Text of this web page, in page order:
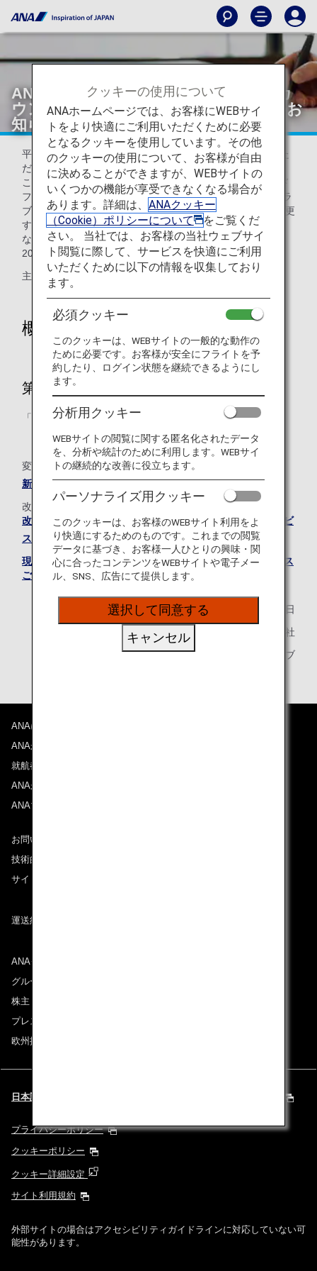
ANAマイレージクラブ ファミリーアカ
ウントサービス ご利用上の規約改定のお
知らせ
平素よりANA便ならびにANAマイレージクラブをご利用いた
だき、誠にありがとうございます。
この度、2026年5月19日（火）を改定日として、ANAカード
ファミリーマイル ご利用上の規約およびANAマイレージクラ
ブ ファミリーアカウントサービス ご利用上の規約を一部変更
する旨をお知らせいたします。
なお、2026年5月18日搭乗分までは現行の規約が適用され、
2026年5月19日搭乗分以降は改定後の規約が適用されます。
主な改定点は以下の通りです。
概要
第9条（特典の種類）
「ANA日本国内線アップグレード特典」を追加しました。
変更点の新旧対照表は下記をご確認ください。
新旧対照表
改定後の規約全文につきましては、下記をご確認ください。
改定後のANAマイレージクラブ ファミリーアカウントサービ
ス ご利用上の規約
現在のANAマイレージクラブ ファミリーアカウントサービス
ご利用上の規約はこちら
2025年5月20日
全日本空輸株式会社
ANAマイレージクラブ
ANAについて
ANAからのお知らせ
就航都市
ANAがお約束する体験
ANAマイレージクラブ
お問い合わせ
技術的なお問い合わせ（推奨環境）
サイトマップ
運送約款
ANAグループについて
グループ企業一覧
株主・投資家情報
プレスリリース
欧州採用情報
日本語 | Europe & Middle East (都市と言語を選択してください)
プライバシーポリシー
クッキーポリシー
クッキー詳細設定
サイト利用規約
外部サイトの場合はアクセシビリティガイドラインに対応していない可
能性があります。
クッキーの使用について
ANAホームページでは、お客様にWEBサイ
トをより快適にご利用いただくために必要
となるクッキーを使用しています。その他
のクッキーの使用について、お客様が自由
に決めることができますが、WEBサイトの
いくつかの機能が享受できなくなる場合が
あります。詳細は、 ANAクッキー
（Cookie）ポリシーについて
をご覧くだ
さい。 当社では、お客様の当社ウェブサイ
ト閲覧に際して、サービスを快適にご利用
いただくために以下の情報を収集しており
ます。
必須クッキー
このクッキーは、WEBサイトの一般的な動作の
ために必要です。お客様が安全にフライトを予
約したり、ログイン状態を継続できるようにし
ます。
分析用クッキー
WEBサイトの閲覧に関する匿名化されたデータ
を、分析や統計のために利用します。WEBサイ
トの継続的な改善に役立ちます。
パーソナライズ用クッキー
このクッキーは、お客様のWEBサイト利用をよ
り快適にするためのものです。これまでの閲覧
データに基づき、お客様一人ひとりの興味・関
心に合ったコンテンツをWEBサイトや電子メー
ル、SNS、広告にて提供します。
選択して同意する
キャンセル